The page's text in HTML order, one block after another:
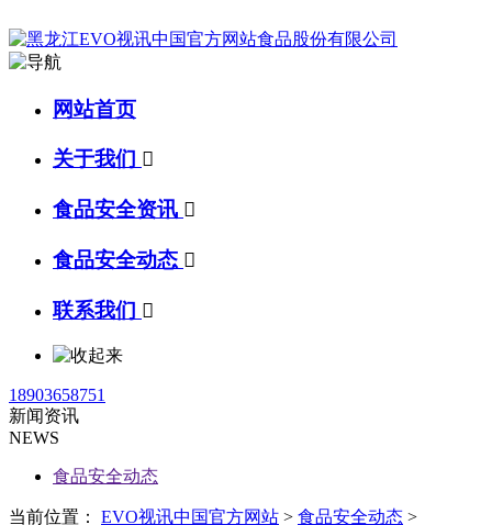
网站首页
关于我们 
食品安全资讯 
食品安全动态 
联系我们 
18903658751
新闻资讯
NEWS
食品安全动态
当前位置： EVO视讯中国官方网站 > 食品安全动态 >